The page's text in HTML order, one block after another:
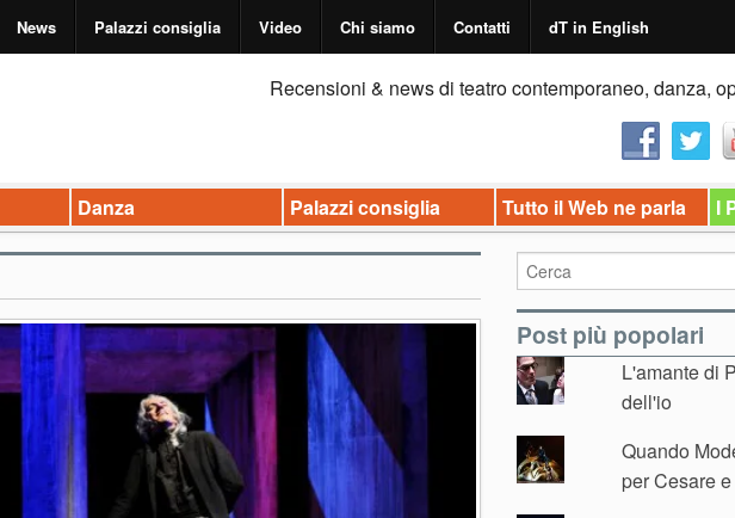
News Palazzi consiglia Video Chi siamo Contatti dT in English
Recensioni & news di teatro contemporaneo, danza,
Danza Palazzi consiglia Tutto il Web ne parla I
Post più popolari
L'amante di
dell'io
Quando
per Cesare